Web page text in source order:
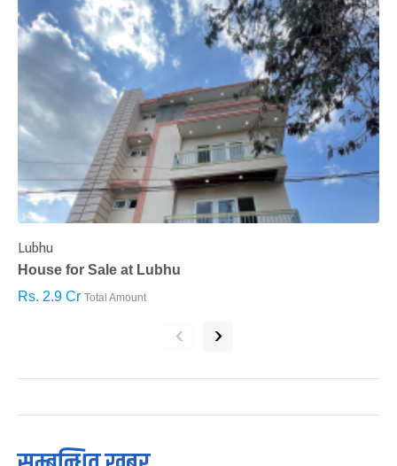
Lubhu
House for Sale at Lubhu
Rs. 2.9 Cr Total Amount
‹ ›